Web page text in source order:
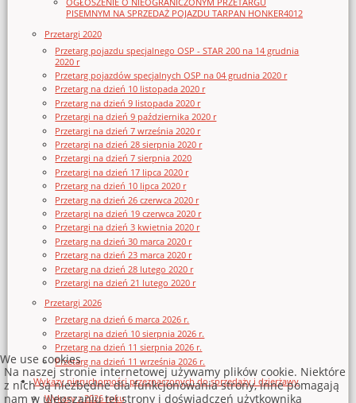
PISEMNYM NA SPRZEDAŻ POJAZDU TARPAN HONKER4012
Przetargi 2020
Przetarg pojazdu specjalnego OSP - STAR 200 na 14 grudnia
2020 r
Przetarg pojazdów specjalnych OSP na 04 grudnia 2020 r
Przetarg na dzień 10 listopada 2020 r
Przetarg na dzień 9 listopada 2020 r
Przetargi na dzień 9 października 2020 r
Przetargi na dzień 7 września 2020 r
Przetargi na dzień 28 sierpnia 2020 r
Przetargi na dzień 7 sierpnia 2020
Przetargi na dzień 17 lipca 2020 r
Przetarg na dzień 10 lipca 2020 r
Przetarg na dzień 26 czerwca 2020 r
Przetargi na dzień 19 czerwca 2020 r
Przetargi na dzień 3 kwietnia 2020 r
Przetarg na dzień 30 marca 2020 r
Przetarg na dzień 23 marca 2020 r
Przetarg na dzień 28 lutego 2020 r
Przetargi na dzień 21 lutego 2020 r
Przetargi 2026
Przetarg na dzień 6 marca 2026 r.
Przetargi na dzień 10 sierpnia 2026 r.
Przetarg na dzień 11 sierpnia 2026 r.
Przetarg na dzień 11 września 2026 r.
Wykazy nieruchomości przeznaczonych do sprzedaży i dzierżawy
Wykazy z 2026 roku
We use cookies
Na naszej stronie internetowej używamy plików cookie. Niektóre
z nich są niezbędne dla funkcjonowania strony, inne pomagają
nam w ulepszaniu tej strony i doświadczeń użytkownika